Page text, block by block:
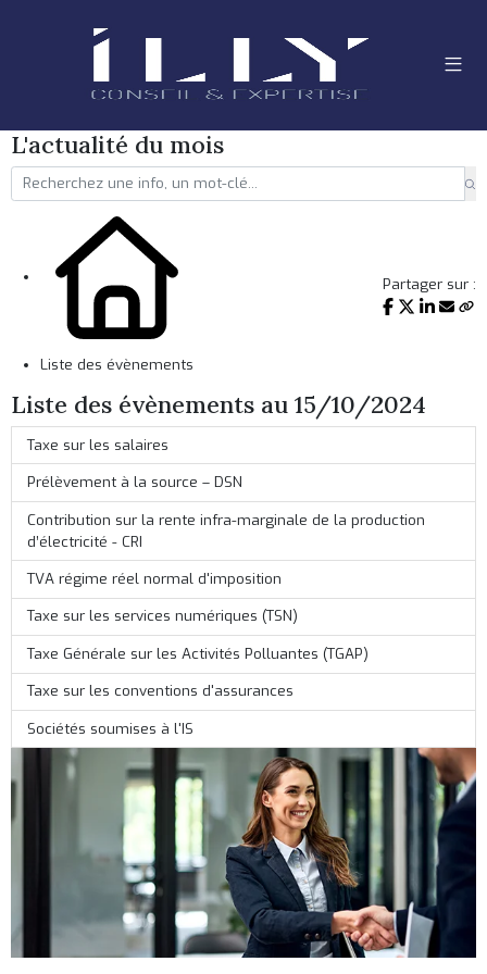
L'actualité du mois
Liste des évènements
Partager sur :
Liste des évènements au 15/10/2024
Taxe sur les salaires
Prélèvement à la source – DSN
Contribution sur la rente infra-marginale de la production
d’électricité - CRI
TVA régime réel normal d'imposition
Taxe sur les services numériques (TSN)
Taxe Générale sur les Activités Polluantes (TGAP)
Taxe sur les conventions d'assurances
Sociétés soumises à l'IS